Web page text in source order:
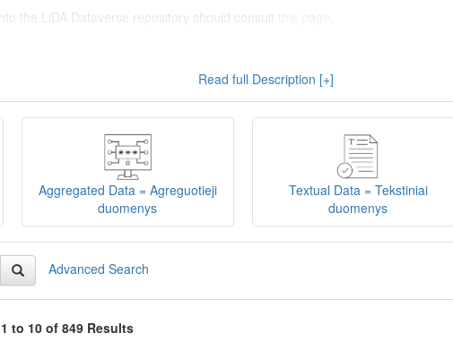
the LiDA Dataverse repository should consult this page
yra virtuali skaitmeninė empirinių HSM
nei 600 duomenų ir tyrimų išteklių. Visi duomenų ir tyrimų ištekliai yra
universiteto Duomenų analizės ir archyvavimo (DAtA)
(kol kas ne visi ištekliai prieinami, nes 2020-2029 m. vykdomas
kataloguose pagal tipą:
Interviu duomenys
tyrimus). Taip pat LiDA talpinami didelių nacionalinių projektų
deponuoti socialinių ir humanitarinių mokslų duomenų rinkiniai (Kitų
susipažinti su
LiDA Dataverse talpyklos naudotojo vadovu.
Read full Description [+]
Aggregated Data = Agreguotieji
duomenys
Textual Data = Tekstiniai
duomenys
Advanced Search
1 to 10 of 849 Results